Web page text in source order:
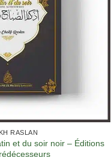
RASLAN
et du soir noir – Éditions